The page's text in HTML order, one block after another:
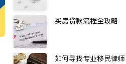
买房贷款流程全攻略
如何寻找专业移民律